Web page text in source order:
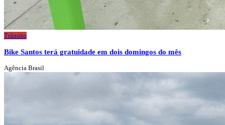
Trânsito
Bike Santos terá gratuidade em dois domingos do mês
Agência Brasil